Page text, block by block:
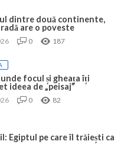
dintre două continente,
are o poveste
0 187
focul și gheața îți
ideea de „peisaj”
0 82
Egiptul pe care îl trăiești ca